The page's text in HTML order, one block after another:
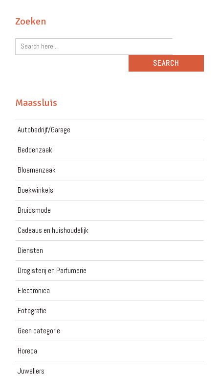
Zoeken
Maassluis
Autobedrijf/Garage
Beddenzaak
Bloemenzaak
Boekwinkels
Bruidsmode
Cadeaus en huishoudelijk
Diensten
Drogisterij en Parfumerie
Electronica
Fotografie
Geen categorie
Horeca
Juweliers